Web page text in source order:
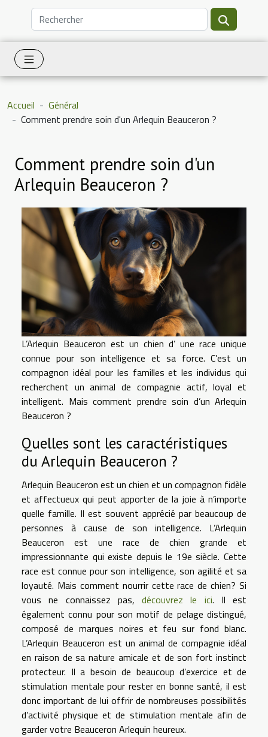
Accueil
Général
Comment prendre soin d'un Arlequin Beauceron ?
Comment prendre soin d'un
Arlequin Beauceron ?
L’Arlequin Beauceron est un chien d’ une race unique
connue pour son intelligence et sa force. C’est un
compagnon idéal pour les familles et les individus qui
recherchent un animal de compagnie actif, loyal et
intelligent. Mais comment prendre soin d’un Arlequin
Beauceron ?
Quelles sont les caractéristiques
du Arlequin Beauceron ?
Arlequin Beauceron est un chien et un compagnon fidèle
et affectueux qui peut apporter de la joie à n’importe
quelle famille. Il est souvent apprécié par beaucoup de
personnes à cause de son intelligence. L’Arlequin
Beauceron est une race de chien grande et
impressionnante qui existe depuis le 19e siècle. Cette
race est connue pour son intelligence, son agilité et sa
loyauté. Mais comment nourrir cette race de chien? Si
vous ne connaissez pas, découvrez le ici. Il est
également connu pour son motif de pelage distingué,
composé de marques noires et feu sur fond blanc.
L’Arlequin Beauceron est un animal de compagnie idéal
en raison de sa nature amicale et de son fort instinct
protecteur. Il a besoin de beaucoup d’exercice et de
stimulation mentale pour rester en bonne santé, il est
donc important de lui offrir de nombreuses possibilités
d’activité physique et de stimulation mentale afin de
garder votre Beauceron Arlequin heureux.